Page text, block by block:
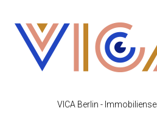
VICA Berlin -